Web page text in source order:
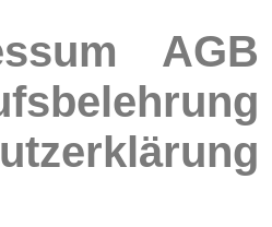
AGB